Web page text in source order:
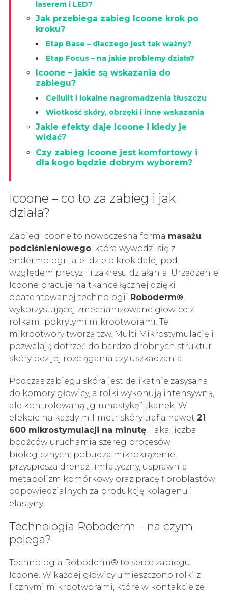
laserem i LED?
Jak przebiega zabieg Icoone krok po
kroku?
Etap Base – dlaczego jest tak ważny?
Etap Focus – na jakie problemy działa?
Icoone – jakie są wskazania do
zabiegu?
Cellulit i lokalne nagromadzenia tłuszczu
Wiotkość skóry, obrzęki i inne wskazania
Jakie efekty daje Icoone i kiedy je
widać?
Czy zabieg Icoone jest komfortowy i
dla kogo będzie dobrym wyborem?
Icoone – co to za zabieg i jak
działa?
Zabieg Icoone to nowoczesna forma masażu
podciśnieniowego, która wywodzi się z
endermologii, ale idzie o krok dalej pod
względem precyzji i zakresu działania. Urządzenie
Icoone pracuje na tkance łącznej dzięki
opatentowanej technologii Roboderm®,
wykorzystującej zmechanizowane głowice z
rolkami pokrytymi mikrootworami. Te
mikrootwory tworzą tzw. Multi Mikrostymulację i
pozwalają dotrzeć do bardzo drobnych struktur
skóry bez jej rozciągania czy uszkadzania.
Podczas zabiegu skóra jest delikatnie zasysana
do komory głowicy, a rolki wykonują intensywną,
ale kontrolowaną „gimnastykę” tkanek. W
efekcie na każdy milimetr skóry trafia nawet 21
600 mikrostymulacji na minutę. Taka liczba
bodźców uruchamia szereg procesów
biologicznych: pobudza mikrokrążenie,
przyspiesza drenaż limfatyczny, usprawnia
metabolizm komórkowy oraz pracę fibroblastów
odpowiedzialnych za produkcję kolagenu i
elastyny.
Technologia Roboderm – na czym
polega?
Technologia Roboderm® to serce zabiegu
Icoone. W każdej głowicy umieszczono rolki z
licznymi mikrootworami, które w kontakcie ze